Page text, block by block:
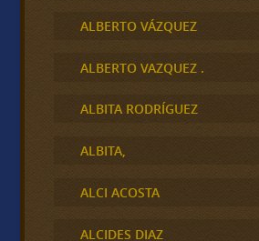
ALBERTO VÁZQUEZ
ALBERTO VAZQUEZ .
ALBITA RODRÍGUEZ
ALBITA,
ALCI ACOSTA
ALCIDES DIAZ